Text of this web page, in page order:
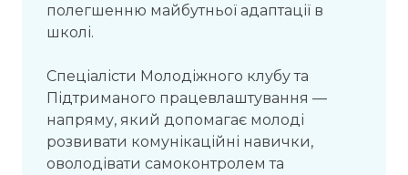
полегшенню майбутньої адаптації в
школі.
Спеціалісти Молодіжного клубу та
Підтриманого працевлаштування —
напряму, який допомагає молоді
розвивати комунікаційні навички,
оволодівати самоконтролем та